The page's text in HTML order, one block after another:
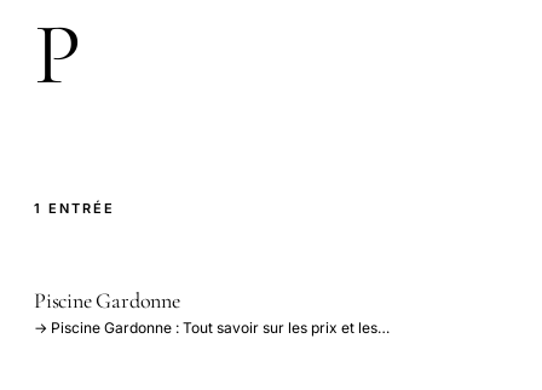
P
1 ENTRÉE
Piscine Gardonne
→ Piscine Gardonne : Tout savoir sur les prix et les…